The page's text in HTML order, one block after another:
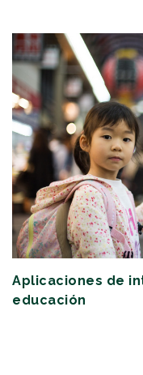
Aplicaciones de
educación